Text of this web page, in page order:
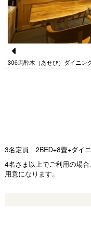
Pr
306馬酔木（あせび）ダイニン
3名定員 2BED+8畳+ダイ
4名さま以上でご利用の場
用意になります。